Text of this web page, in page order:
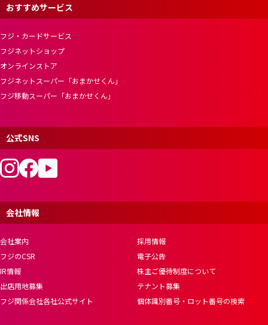
おすすめサービス
フジ・カードサービス
フジネットショップ
オンラインストア
フジネットスーパー「おまかせくん」
フジ移動スーパー「おまかせくん」
公式SNS
会社情報
会社案内
採用情報
フジのCSR
電子公告
IR情報
株主ご優待制度について
出店用地募集
テナント募集
フジ関係会社各社公式サイト
個体識別番号・ロット番号の検索